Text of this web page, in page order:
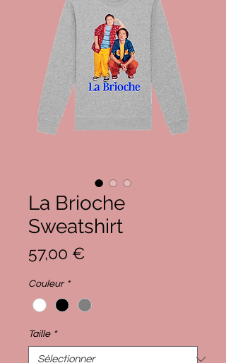
La Brioche
Sweatshirt
57,00 €
Couleur *
Taille *